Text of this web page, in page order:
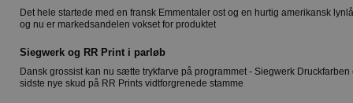
Det hele startede med en fransk Emmentaler ost og en hurtig amerikansk
og nu er markedsandelen vokset for produktet
Siegwerk og RR Print i parløb
Dansk grossist kan nu sætte trykfarve på programmet - Siegwerk Druckfarben
sidste nye skud på RR Prints vidtforgrenede stamme